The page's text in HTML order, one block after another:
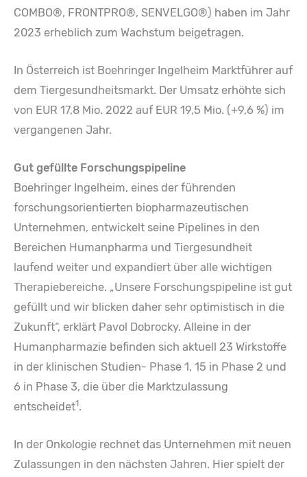
COMBO®, FRONTPRO®, SENVELGO®) haben im Jahr
2023 erheblich zum Wachstum beigetragen.
In Österreich ist Boehringer Ingelheim Marktführer auf
dem Tiergesundheitsmarkt. Der Umsatz erhöhte sich
von EUR 17,8 Mio. 2022 auf EUR 19,5 Mio. (+9,6 %) im
vergangenen Jahr.
Gut gefüllte Forschungspipeline
Boehringer Ingelheim, eines der führenden
forschungsorientierten biopharmazeutischen
Unternehmen, entwickelt seine Pipelines in den
Bereichen Humanpharma und Tiergesundheit
laufend weiter und expandiert über alle wichtigen
Therapiebereiche. „Unsere Forschungspipeline ist gut
gefüllt und wir blicken daher sehr optimistisch in die
Zukunft“, erklärt Pavol Dobrocky. Alleine in der
Humanpharmazie befinden sich aktuell 23 Wirkstoffe
in der klinischen Studien- Phase 1, 15 in Phase 2 und
6 in Phase 3, die über die Marktzulassung
entscheidet1.
In der Onkologie rechnet das Unternehmen mit neuen
Zulassungen in den nächsten Jahren. Hier spielt der